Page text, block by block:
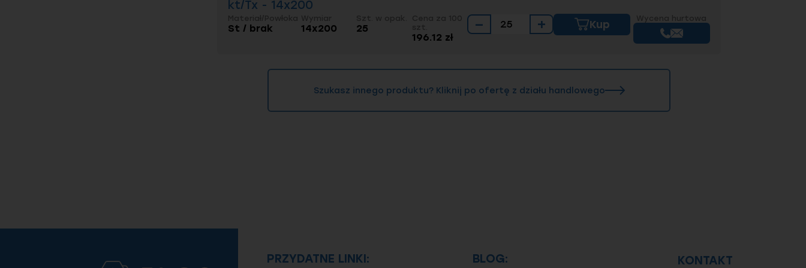
kt/Tx - 14x200
St / brak 14x200 25
196.12 zł
− + Kup
Szukasz innego produktu? Kliknij po ofertę z działu handlowego
PRZYDATNE LINKI: BLOG: KONTAKT